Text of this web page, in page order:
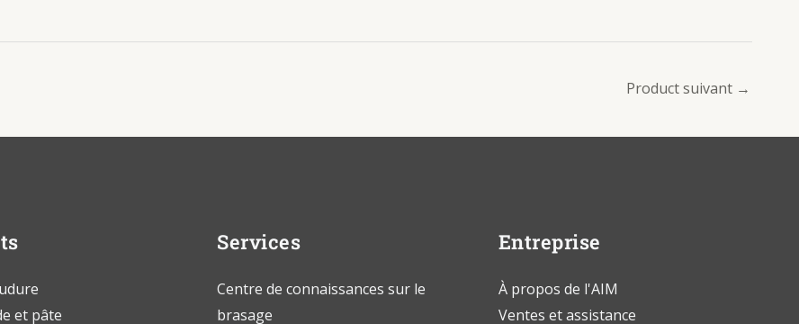
Product suivant →
et pâte
Services
Centre de connaissances sur le
brasage
Entreprise
À propos de l'AIM
Ventes et assistance